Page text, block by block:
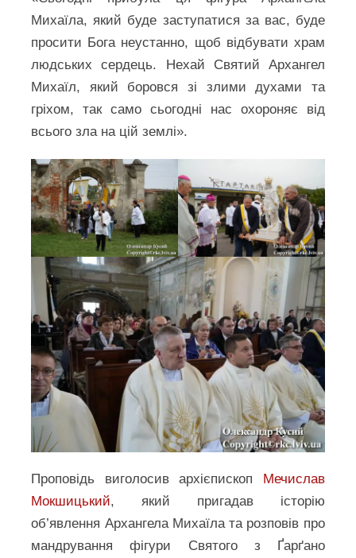
Михаїла, який буде заступатися за вас, буде
просити Бога неустанно, щоб відбувати храм
людських сердець. Нехай Святий Архангел
Михаїл, який боровся зі злими духами та
гріхом, так само сьогодні нас охороняє від
всього зла на цій землі».
Проповідь виголосив архієпископ Мечислав
Мокшицький, який пригадав історію
об’явлення Архангела Михаїла та розповів про
мандрування фігури Святого з Ґарґано